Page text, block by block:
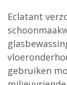
Eclatant
gebruiken